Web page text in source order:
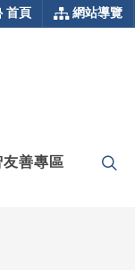
首頁 網站導覽
友善專區